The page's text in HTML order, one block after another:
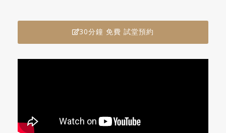
30分鐘 免費 試堂預約